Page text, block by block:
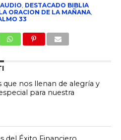
DESTACADO BIBLIA
ORACION DE LA MAÑANA,
33
que nos llenan de alegría y
para nuestra